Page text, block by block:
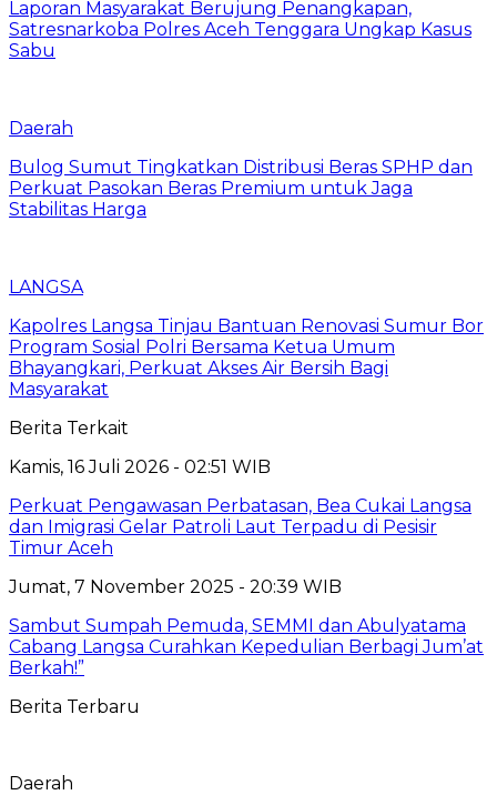
Laporan Masyarakat Berujung Penangkapan,
Satresnarkoba Polres Aceh Tenggara Ungkap Kasus
Sabu
Daerah
Bulog Sumut Tingkatkan Distribusi Beras SPHP dan
Perkuat Pasokan Beras Premium untuk Jaga
Stabilitas Harga
LANGSA
Kapolres Langsa Tinjau Bantuan Renovasi Sumur Bor
Program Sosial Polri Bersama Ketua Umum
Bhayangkari, Perkuat Akses Air Bersih Bagi
Masyarakat
Berita Terkait
Kamis, 16 Juli 2026 - 02:51 WIB
Perkuat Pengawasan Perbatasan, Bea Cukai Langsa
dan Imigrasi Gelar Patroli Laut Terpadu di Pesisir
Timur Aceh
Jumat, 7 November 2025 - 20:39 WIB
Sambut Sumpah Pemuda, SEMMI dan Abulyatama
Cabang Langsa Curahkan Kepedulian Berbagi Jum’at
Berkah!”
Berita Terbaru
Daerah